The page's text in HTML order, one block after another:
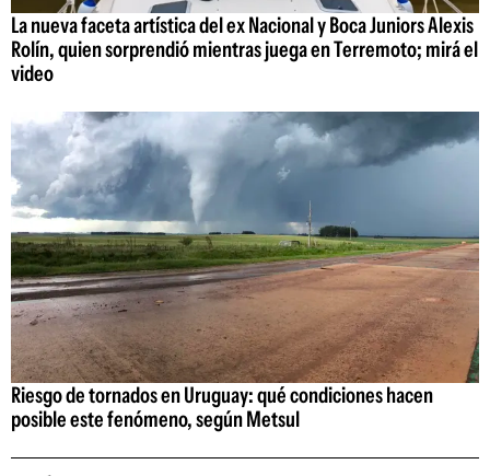
La nueva faceta artística del ex Nacional y Boca Juniors Alexis
Rolín, quien sorprendió mientras juega en Terremoto; mirá el
video
Riesgo de tornados en Uruguay: qué condiciones hacen
posible este fenómeno, según Metsul